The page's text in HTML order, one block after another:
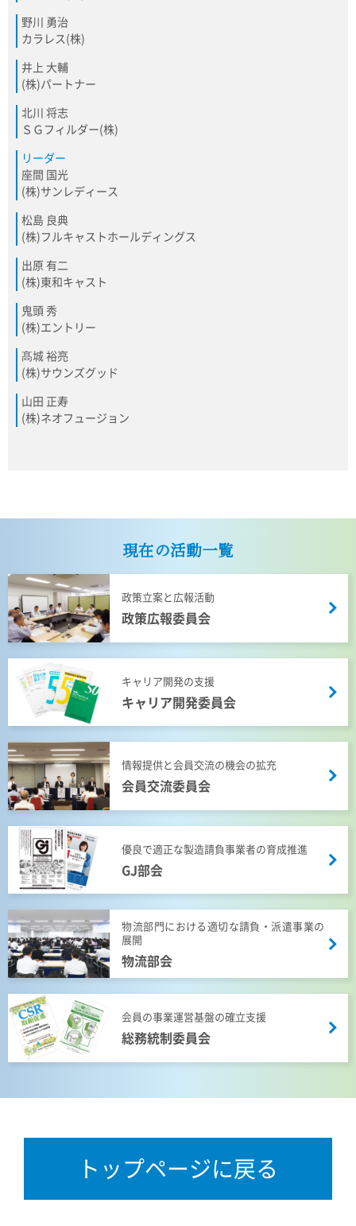
野川 勇治
カラレス(株)
井上 大輔
(株)パートナー
北川 将志
ＳＧフィルダー(株)
リーダー
座間 国光
(株)サンレディース
松島 良典
(株)フルキャストホールディングス
出原 有二
(株)東和キャスト
鬼頭 秀
(株)エントリー
髙城 裕亮
(株)サウンズグッド
山田 正寿
(株)ネオフュージョン
現在の活動一覧
政策立案と広報活動
政策広報委員会
キャリア開発の支援
キャリア開発委員会
情報提供と会員交流の機会の拡充
会員交流委員会
優良で適正な製造請負事業者の育成推進
GJ部会
物流部門における適切な請負・派遣事業の
展開
物流部会
会員の事業運営基盤の確立支援
総務統制委員会
トップページに戻る